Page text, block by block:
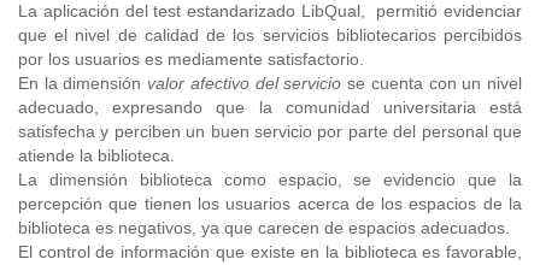
La aplicación del test estandarizado LibQual, permitió evidenciar
que el nivel de calidad de los servicios bibliotecarios percibidos
por los usuarios es mediamente satisfactorio.
En la dimensión valor afectivo del servicio se cuenta con un nivel
adecuado, expresando que la comunidad universitaria está
satisfecha y perciben un buen servicio por parte del personal que
atiende la biblioteca.
La dimensión biblioteca como espacio, se evidencio que la
percepción que tienen los usuarios acerca de los espacios de la
biblioteca es negativos, ya que carecen de espacios adecuados.
El control de información que existe en la biblioteca es favorable,